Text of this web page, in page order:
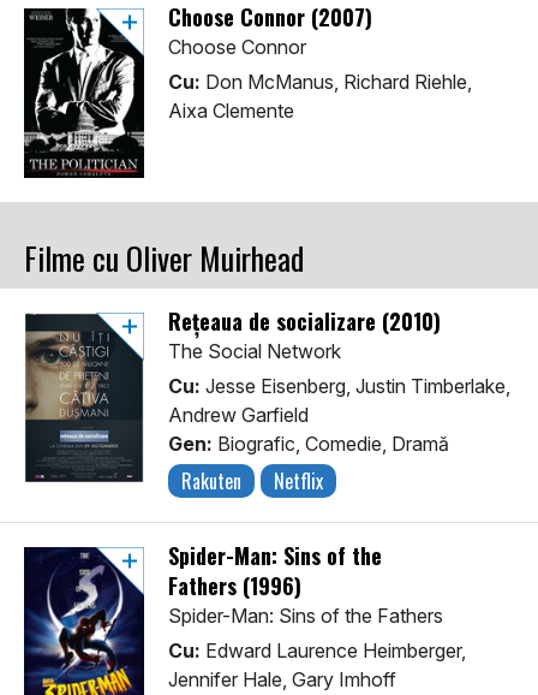
Choose Connor (2007)
Choose Connor
Cu: Don McManus, Richard Riehle,
Aixa Clemente
Filme cu Oliver Muirhead
Rețeaua de socializare (2010)
The Social Network
Cu: Jesse Eisenberg, Justin Timberlake,
Andrew Garfield
Gen: Biografic, Comedie, Dramă
Rakuten Netflix
Spider-Man: Sins of the
Fathers (1996)
Spider-Man: Sins of the Fathers
Cu: Edward Laurence Heimberger,
Jennifer Hale, Gary Imhoff